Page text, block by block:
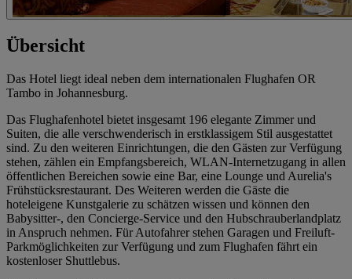
Übersicht
Das Hotel liegt ideal neben dem internationalen Flughafen OR
Tambo in Johannesburg.
Das Flughafenhotel bietet insgesamt 196 elegante Zimmer und
Suiten, die alle verschwenderisch in erstklassigem Stil ausgestattet
sind. Zu den weiteren Einrichtungen, die den Gästen zur Verfügung
stehen, zählen ein Empfangsbereich, WLAN-Internetzugang in allen
öffentlichen Bereichen sowie eine Bar, eine Lounge und Aurelia's
Frühstücksrestaurant. Des Weiteren werden die Gäste die
hoteleigene Kunstgalerie zu schätzen wissen und können den
Babysitter-, den Concierge-Service und den Hubschrauberlandplatz
in Anspruch nehmen. Für Autofahrer stehen Garagen und Freiluft-
Parkmöglichkeiten zur Verfügung und zum Flughafen fährt ein
kostenloser Shuttlebus.